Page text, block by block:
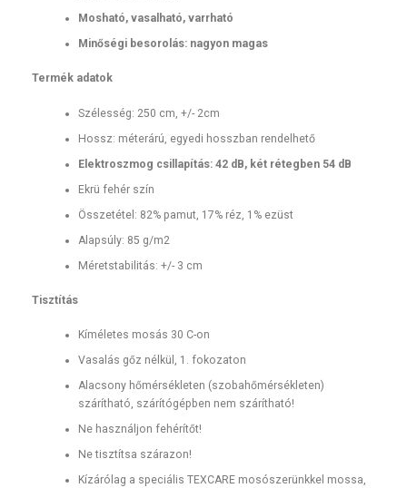
Mosható, vasalható, varrható
Minőségi besorolás: nagyon magas
Termék adatok
Szélesség: 250 cm, +/- 2cm
Hossz: méterárú, egyedi hosszban rendelhető
Elektroszmog csillapítás: 42 dB, két rétegben 54 dB
Ekrü fehér szín
Összetétel: 82% pamut, 17% réz, 1% ezüst
Alapsúly: 85 g/m2
Méretstabilitás: +/- 3 cm
Tisztítás
Kíméletes mosás 30 C-on
Vasalás gőz nélkül, 1. fokozaton
Alacsony hőmérsékleten (szobahőmérsékleten)
szárítható, szárítógépben nem szárítható!
Ne használjon fehérítőt!
Ne tisztítsa szárazon!
Kízárólag a speciális TEXCARE mosószerünkkel mossa,